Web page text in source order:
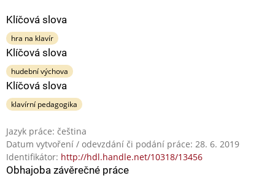
Klíčová slova
hra na klavír
Klíčová slova
hudební výchova
Klíčová slova
klavírní pedagogika
Jazyk práce: čeština
Datum vytvoření / odevzdání či podání práce: 28. 6. 2019
Identifikátor: http://hdl.handle.net/10318/13456
Obhajoba závěrečné práce